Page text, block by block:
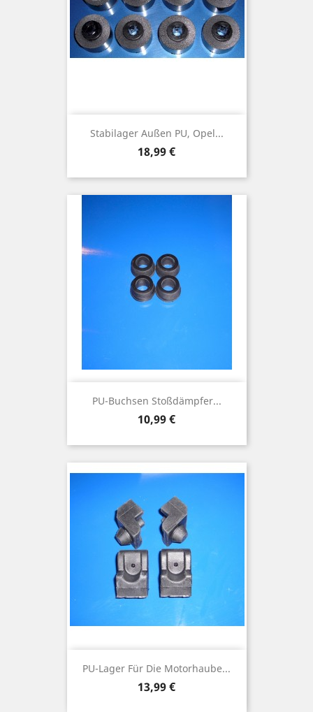
Stabilager Außen PU, Opel...
Preis
18,99 €
PU-Buchsen Stoßdämpfer...
Preis
10,99 €
PU-Lager Für Die Motorhaube...
Preis
13,99 €